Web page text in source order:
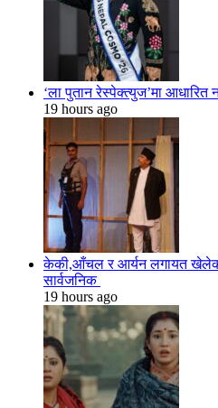
‘ला पुतान रेस्पेक्त्युज’मा
19 hours ago
केकी,आँचल र आर्यन लगायत खेलेको
सार्वजनिक
19 hours ago